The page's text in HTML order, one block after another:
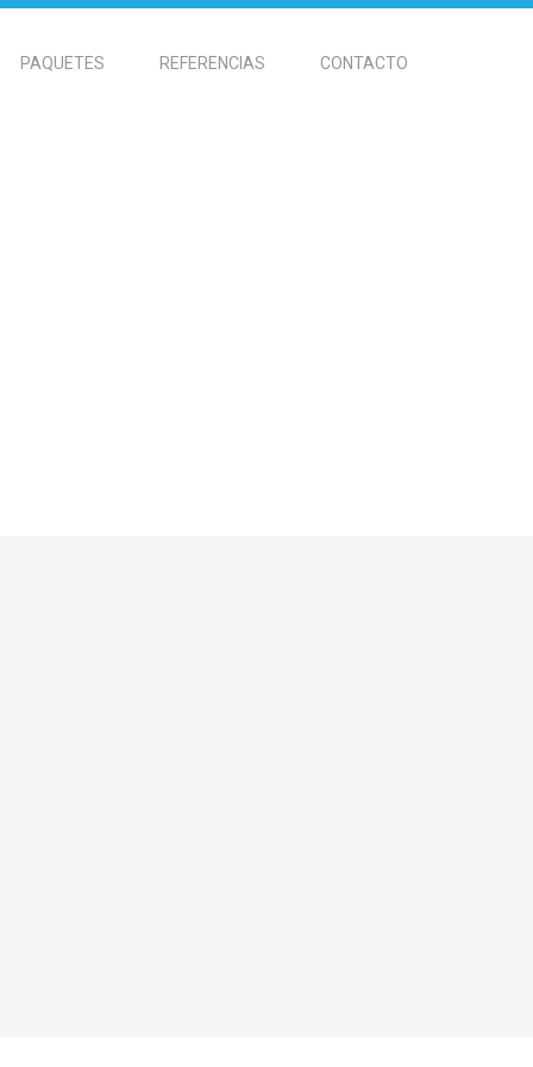
PAQUETES REFERENCIAS CONTACTO